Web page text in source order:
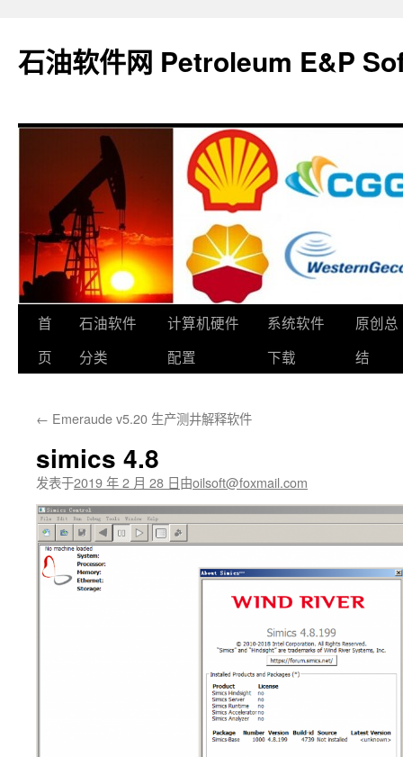
石油软件网 Petroleum E&P
跳
文
首
页
石油软件
分类
计算机硬件
配置
系统软件
下载
原创总
结
← Emeraude v5.20 生产测井解释软件
simics 4.8
发表于2019 年 2 月 28 日由oilsoft@foxmail.com